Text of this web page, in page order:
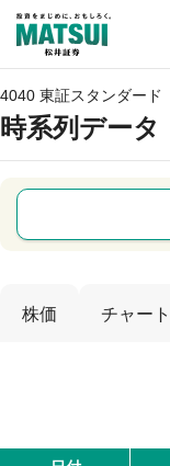
4040 東証スタンダード
時系列データ
株価 チャート